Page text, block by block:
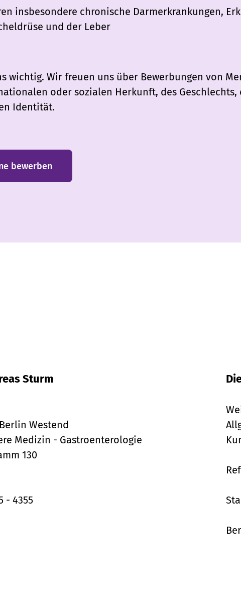
insbesondere chronische Darmerkrankungen,
und der Leber
wichtig. Wir freuen uns über Bewerbungen von
oder sozialen Herkunft, des
Identität.
bewerben
Sturm
Westend
Medizin - Gastroenterologie
130
- 4355